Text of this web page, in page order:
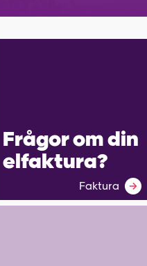
Frågor om din
elfaktura?
Faktura